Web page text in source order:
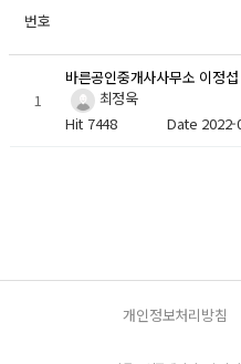
번호
1
바른공인중개사사무소 이정
최정욱
Hit 7448 Date 2022-
개인정보처리방침